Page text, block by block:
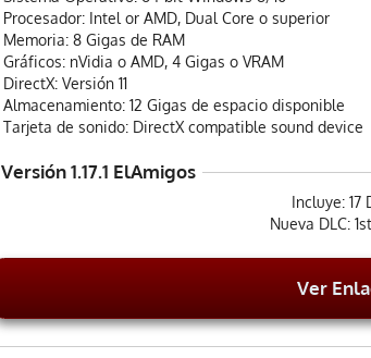
Procesador: Intel or AMD, Dual Core o superior
Memoria: 8 Gigas de RAM
Gráficos: nVidia o AMD, 4 Gigas o VRAM
DirectX: Versión 11
Almacenamiento: 12 Gigas de espacio disponible
Tarjeta de sonido: DirectX compatible sound device
Versión 1.17.1 ElAmigos
Incluye: 17
Nueva DLC:
Ver